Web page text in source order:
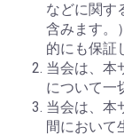
などに関す
含みます。
的にも保証
当会は、本
について一
当会は、本
間において